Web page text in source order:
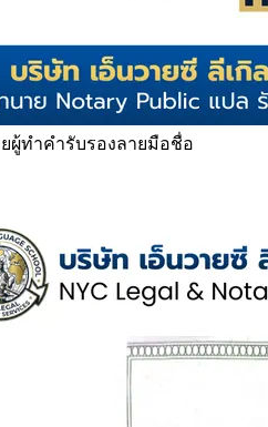
ผู้ทำคำรับรองลายมือชื่อ